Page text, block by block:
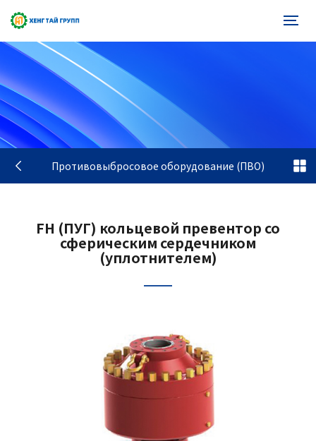
Противовыбросовое оборудование (ПВО)
FH (ПУГ) кольцевой превентор со
сферическим сердечником
(уплотнителем)